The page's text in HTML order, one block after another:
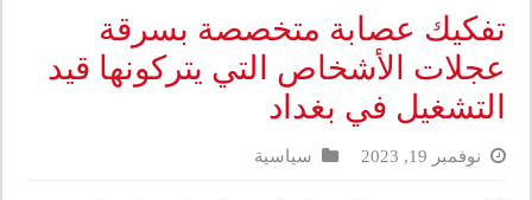
تفكيك عصابة متخصصة بسرقة
عجلات الأشخاص التي يتركونها قيد
التشغيل في بغداد
نوفمبر 19, 2023 سياسية